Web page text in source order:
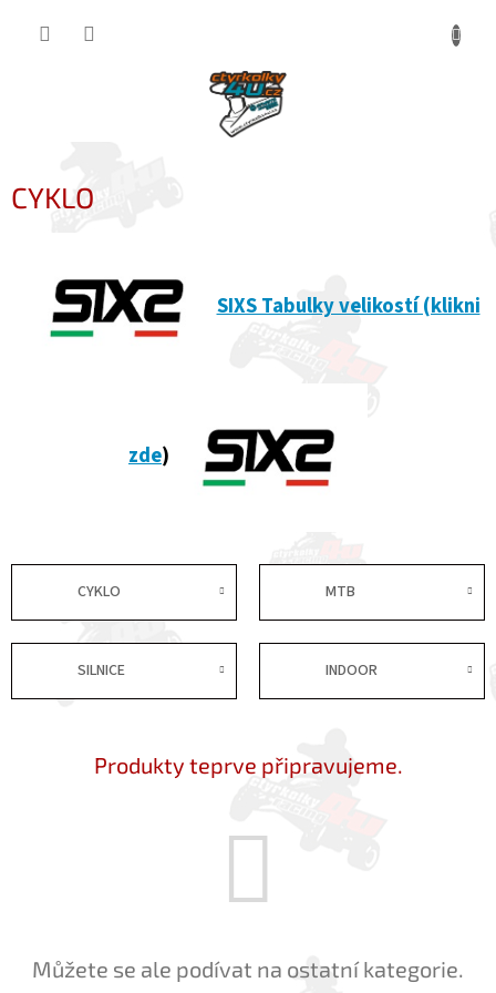
CYKLO
SIXS Tabulky velikostí (klikni
zde)
CYKLO MTB
SILNICE INDOOR
Produkty teprve připravujeme.
Můžete se ale podívat na ostatní kategorie.